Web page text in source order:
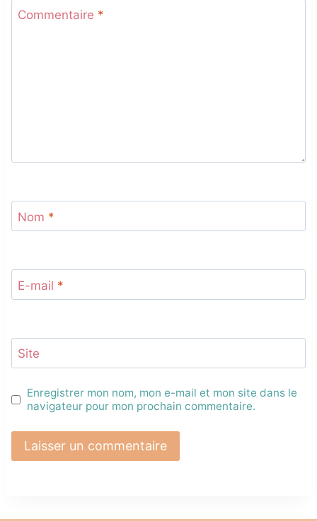
Commentaire *
Nom *
E-mail *
Site
Enregistrer mon nom, mon e-mail et mon site dans le
navigateur pour mon prochain commentaire.